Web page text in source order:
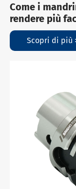
Come i
rendere più
Scopri di più